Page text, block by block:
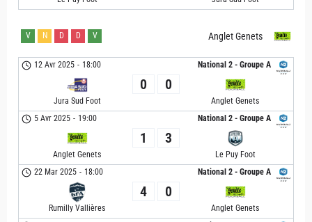
Anglet Genets
V N D D V
National 2 - Groupe A
12 Avr 2025 - 18:00
Jura Sud Foot
0 0
Anglet Genets
National 2 - Groupe A
5 Avr 2025 - 19:00
Anglet Genets
1 3
Le Puy Foot
National 2 - Groupe A
22 Mar 2025 - 18:00
Rumilly Vallières
4 0
Anglet Genets